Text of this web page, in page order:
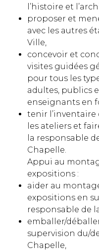
l’histoire et
proposer et
avec les autres
Ville,
concevoir et
visites guidées
pour tous les
adultes, publics
enseignants en
tenir l’inventaire
les ateliers et
la responsable
Chapelle.
Appui au
expositions :
aider au
expositions en
responsable de
emballer/
supervision du/
Chapelle,